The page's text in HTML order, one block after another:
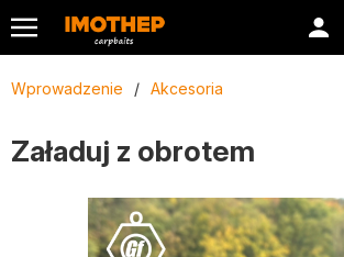
Wprowadzenie / Akcesoria
Załaduj z obrotem